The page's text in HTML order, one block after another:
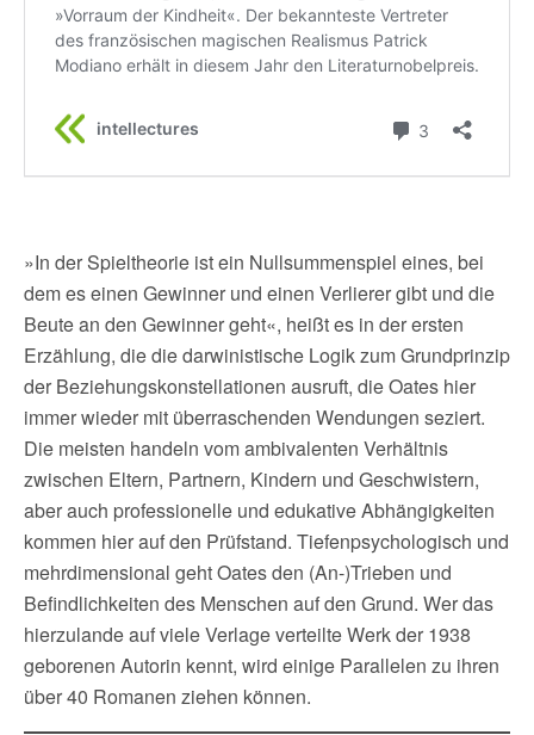
»In der Spieltheorie ist ein Nullsummenspiel eines, bei
dem es einen Gewinner und einen Verlierer gibt und die
Beute an den Gewinner geht«, heißt es in der ersten
Erzählung, die die darwinistische Logik zum Grundprinzip
der Beziehungskonstellationen ausruft, die Oates hier
immer wieder mit überraschenden Wendungen seziert.
Die meisten handeln vom ambivalenten Verhältnis
zwischen Eltern, Partnern, Kindern und Geschwistern,
aber auch professionelle und edukative Abhängigkeiten
kommen hier auf den Prüfstand. Tiefenpsychologisch und
mehrdimensional geht Oates den (An-)Trieben und
Befindlichkeiten des Menschen auf den Grund. Wer das
hierzulande auf viele Verlage verteilte Werk der 1938
geborenen Autorin kennt, wird einige Parallelen zu ihren
über 40 Romanen ziehen können.